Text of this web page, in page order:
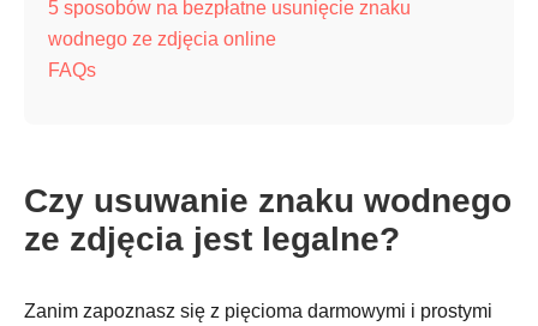
5 sposobów na bezpłatne usunięcie znaku
wodnego ze zdjęcia online
FAQs
Czy usuwanie znaku wodnego
ze zdjęcia jest legalne?
Zanim zapoznasz się z pięcioma darmowymi i prostymi